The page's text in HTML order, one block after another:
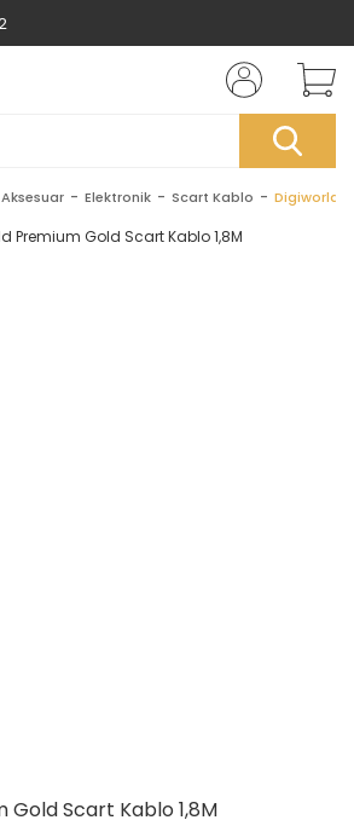
Elektronik Scart Kablo Digiworld
Gold Scart Kablo 1,8M